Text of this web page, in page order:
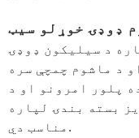
ډوډۍ خوړلو سیټ
د سیلیکون ډوډۍ
د ماشوم چمچې سره
پلور امرونو او د
بسته بندۍ لپاره
مناسب دي.